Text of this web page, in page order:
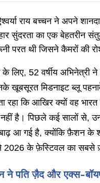
राय बच्चन ने अपने
सुंदरता का एक बेहतरीन
परत थी जिसने कैमरों की
लिए, 52 वर्षीय
मिडनाइट ब्लू
रहा कि आखिर क्यों वह
है। पिछले कई सालों से,
बाढ़ आ गई है, क्योंकि फ़ैशन
के फ़ेस्टिवल का सबसे
ने पति ज़ैद और एक्स-